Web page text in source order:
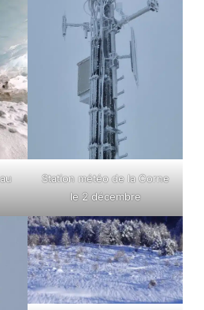
Station météo de la Corne
le 2 décembre